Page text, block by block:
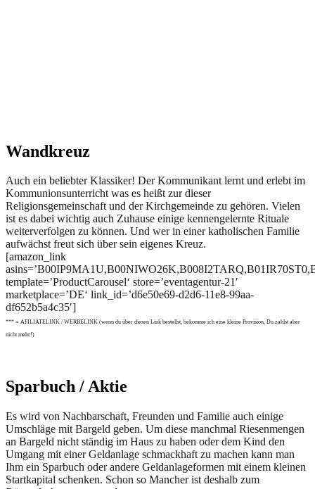
Wandkreuz
Auch ein beliebter Klassiker! Der Kommunikant lernt und erlebt im
Kommunionsunterricht was es heißt zur dieser
Religionsgemeinschaft und der Kirchgemeinde zu gehören. Vielen
ist es dabei wichtig auch Zuhause einige kennengelernte Rituale
weiterverfolgen zu können. Und wer in einer katholischen Familie
aufwächst freut sich über sein eigenes Kreuz.
[amazon_link
template=’ProductCarousel‘ store=’eventagentur-21′
marketplace=’DE‘ link_id=’d6e50e69-d2d6-11e8-99aa-
df652b5a4c35′]
*** = AFILIATELINK / WERBELINK (wenn du über diesen Link bestellst, bekomme ich eine kleine Provision, Du zahlst aber
nicht mehr!)
Sparbuch / Aktie
Es wird von Nachbarschaft, Freunden und Familie auch einige
Umschläge mit Bargeld geben. Um diese manchmal Riesenmengen
an Bargeld nicht ständig im Haus zu haben oder dem Kind den
Umgang mit einer Geldanlage schmackhaft zu machen kann man
Ihm ein Sparbuch oder andere Geldanlageformen mit einem kleinen
Startkapital schenken. Schon so Mancher ist deshalb zum